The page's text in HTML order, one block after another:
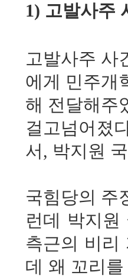
1) 고발사주
고발사주 사
에게 민주개
해 전달해주
걸고넘어졌
서, 박지원
국힘당의 주
런데 박지원
측근의 비리
데 왜 꼬리